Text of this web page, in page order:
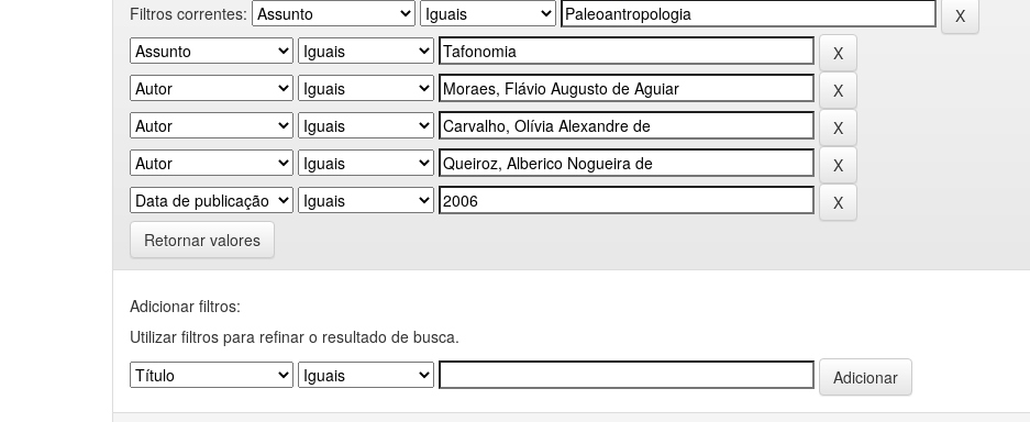
Filtros correntes:
Retornar valores
Adicionar filtros:
Utilizar filtros para refinar o resultado de busca.